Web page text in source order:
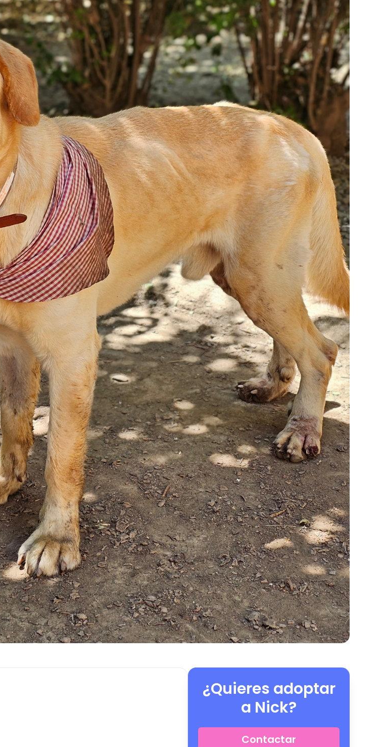
¿Quieres adoptar
a Nick?
Contactar